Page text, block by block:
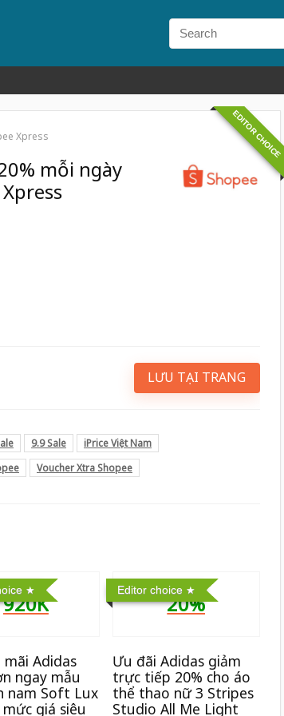
Xpress EDITOR CHOICE
mỗi ngày
LƯU TẠI TRANG
9.9 Sale
iPrice Việt Nam
Voucher Xtra Shopee
920K
mãi Adidas
ngay mẫu
nam Soft Lux
giá siêu
Editor choice
20%
Ưu đãi Adidas giảm
trực tiếp 20% cho áo
thể thao nữ 3 Stripes
Studio All Me Light